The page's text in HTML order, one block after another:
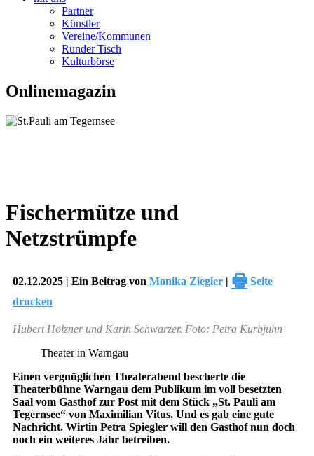
Partner
Künstler
Vereine/Kommunen
Runder Tisch
Kulturbörse
Onlinemagazin
Fischermütze und
Netzstrümpfe
02.12.2025 | Ein Beitrag von Monika Ziegler | 🖶 Seite
drucken
Hubert Holzner und Karin Schwarzer. Foto: Petra Kurbjuhn
Theater in Warngau
Einen vergnüglichen Theaterabend bescherte die
Theaterbühne Warngau dem Publikum im voll besetzten
Saal vom Gasthof zur Post mit dem Stück „St. Pauli am
Tegernsee“ von Maximilian Vitus. Und es gab eine gute
Nachricht. Wirtin Petra Spiegler will den Gasthof nun doch
noch ein weiteres Jahr betreiben.